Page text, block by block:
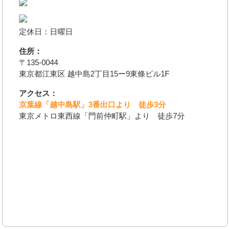
定休日：日曜日
住所：
〒135-0044
東京都江東区 越中島2丁目15ー9東條ビル1F
アクセス：
京葉線「越中島駅」3番出口より 徒歩3分
東京メトロ東西線「門前仲町駅」より 徒歩7分